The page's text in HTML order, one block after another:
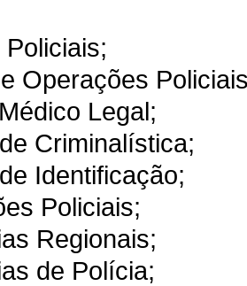
Operações
Legal;
Criminalística;
Identificação;
Policiais;
Regionais;
de Polícia;